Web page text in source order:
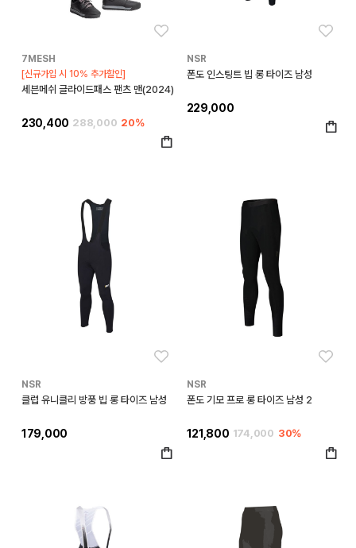
7MESH
[신규가입 시 10% 추가할인]
세븐메쉬 글라이드패스 팬츠 맨(2024)
230,400 288,000 20%
NSR
폰도 인스팅트 빕 롱 타이즈 남성
229,000
NSR
클럽 유니클리 방풍 빕 롱 타이즈 남성
179,000
NSR
폰도 기모 프로 롱 타이즈 남성 2
121,800 174,000 30%